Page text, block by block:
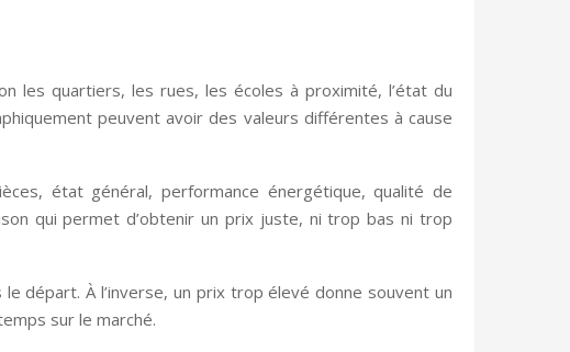
les quartiers, les rues, les écoles à proximité, l’état du
peuvent avoir des valeurs différentes à cause
état général, performance énergétique, qualité de
qui permet d’obtenir un prix juste, ni trop bas ni trop
départ. À l’inverse, un prix trop élevé donne souvent un
sur le marché.